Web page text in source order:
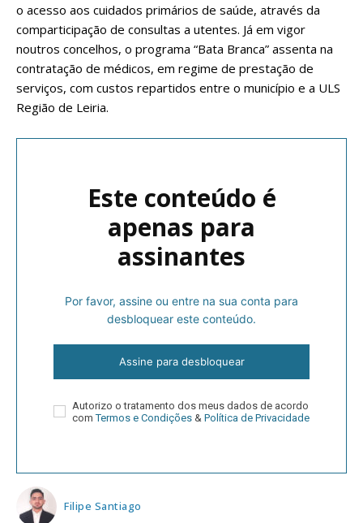
o acesso aos cuidados primários de saúde, através da
comparticipação de consultas a utentes. Já em vigor
noutros concelhos, o programa “Bata Branca” assenta na
contratação de médicos, em regime de prestação de
serviços, com custos repartidos entre o município e a ULS
Região de Leiria.
Este conteúdo é
apenas para
assinantes
Por favor, assine ou entre na sua conta para
desbloquear este conteúdo.
Assine para desbloquear
Autorizo o tratamento dos meus dados de acordo
comTermos e Condições & Política de Privacidade
Filipe Santiago